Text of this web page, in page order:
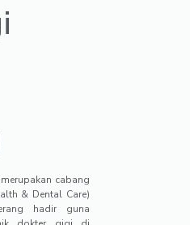
cabang
& Dental Care)
hadir guna